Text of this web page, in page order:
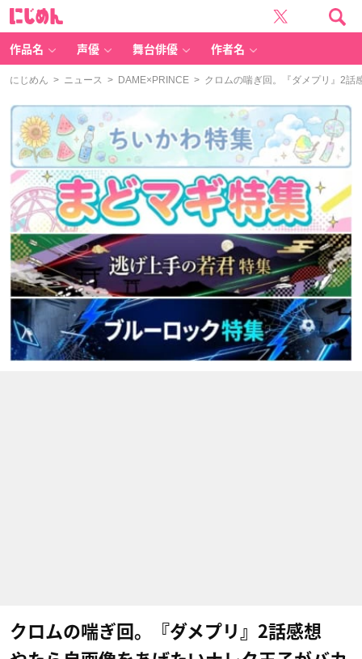
作品名 声優 舞台俳優 作者名
にじめん > ニュース > DAME×PRINCE > クロムの喘ぎ回。『ダメプリ』2
クロムの喘ぎ回。『ダメプリ』2話感想